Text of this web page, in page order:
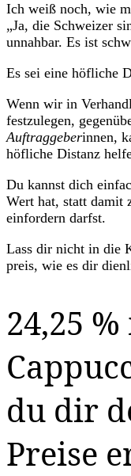
Ich weiß noch, wie
„Ja, die Schweizer
unnahbar. Es ist
Es sei eine höfliche
Wenn wir in
festzulegen,
Auftraggeberinnen,
höfliche Distanz
Du kannst dich
Wert hat, statt damit
einfordern darfst.
Lass dir nicht in die
preis, wie es dir
24,25
du dir
Preise